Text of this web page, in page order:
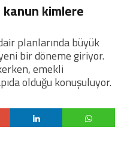
kimlere
planlarında büyük
bir döneme giriyor.
emekli
olduğu konuşuluyor.